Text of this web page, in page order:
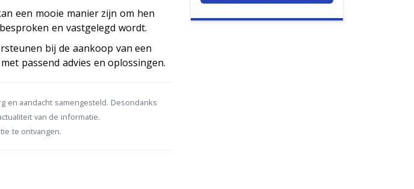
een mooie manier zijn om hen
en vastgelegd wordt.
bij de aankoop van een
passend advies en oplossingen.
en aandacht samengesteld. Desondanks
van de informatie.
te ontvangen.